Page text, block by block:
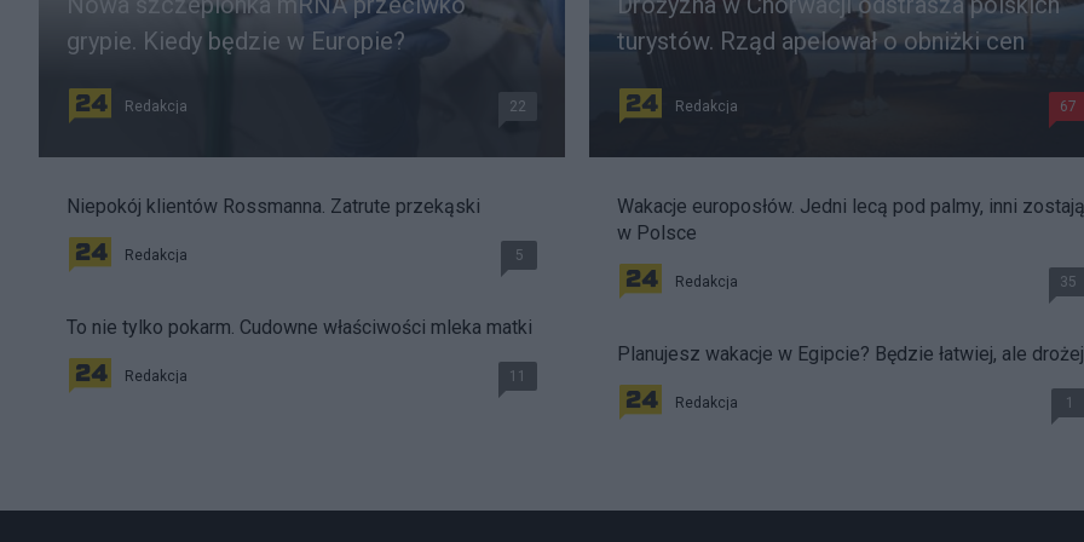
grypie. Kiedy będzie w Europie?
Redakcja 22
Niepokój klientów Rossmanna. Zatrute przekąski
Redakcja 5
To nie tylko pokarm. Cudowne właściwości mleka matki
Redakcja 11
turystów. Rząd apelował o obniżki cen
Redakcja 67
Wakacje europosłów. Jedni lecą pod palmy, inni zostają
w Polsce
Redakcja 35
Planujesz wakacje w Egipcie? Będzie łatwiej, ale drożej
Redakcja 1